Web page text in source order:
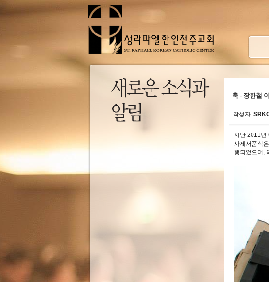
축 - 장한철
작성자:
지난 2011년
사제서품식
행되었으며,